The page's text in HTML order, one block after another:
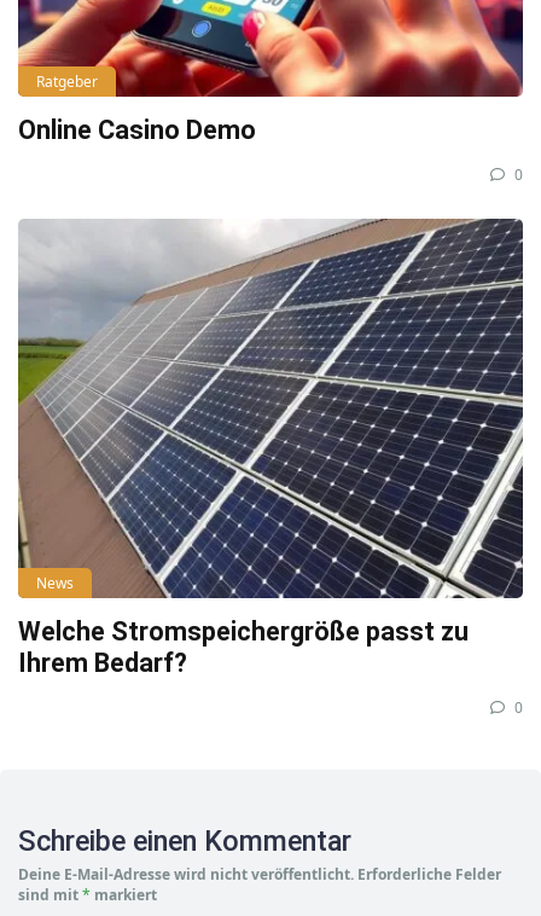
Ratgeber
Online Casino Demo
0
News
Welche Stromspeichergröße passt zu
Ihrem Bedarf?
0
Schreibe einen Kommentar
Deine E-Mail-Adresse wird nicht veröffentlicht. Erforderliche Felder
sind mit* markiert